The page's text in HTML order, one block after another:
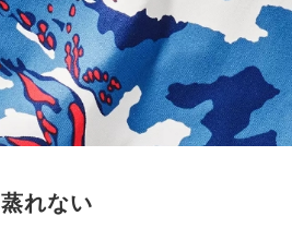
蒸れない